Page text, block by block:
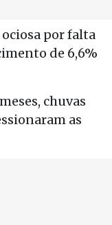
por falta
de 6,6%
chuvas
as